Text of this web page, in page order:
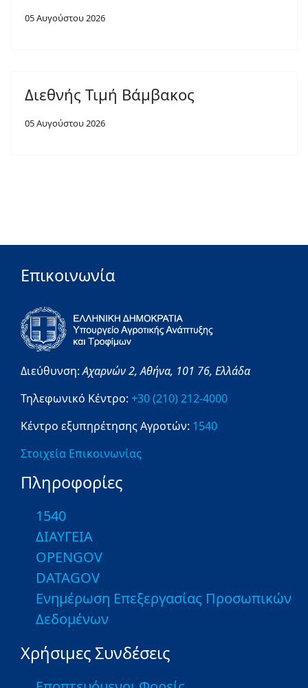
05 Αυγούστου 2026
Διεθνής Τιμή Βάμβακος
05 Αυγούστου 2026
Επικοινωνία
Διεύθυνση:Αχαρνών 2,Αθήνα, 101 76, Ελλάδα
Τηλεφωνικό Κέντρο: +30 (210) 212-4000
Κέντρο εξυπηρέτησης Αγροτών: 1540
Στοιχεία Επικοινωνίας
Πληροφορίες
1540
ΔΙΑΥΓΕΙΑ
OPENGOV
DATAGOV
Ενημέρωση Επεξεργασίας Προσωπικών
Δεδομένων
Χρήσιμες Συνδέσεις